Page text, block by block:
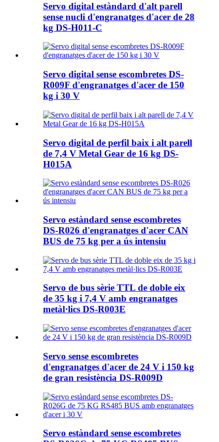
Servo digital estàndard d'alt parell
sense nucli d'engranatges d'acer de 28
kg DS-H011-C
Servo digital sense escombretes DS-
R009F d'engranatges d'acer de 150
kg i 30 V
Servo digital de perfil baix i alt parell
de 7,4 V Metal Gear de 16 kg DS-
H015A
Servo estàndard sense escombretes
DS-R026 d'engranatges d'acer CAN
BUS de 75 kg per a ús intensiu
Servo de bus sèrie TTL de doble eix
de 35 kg i 7,4 V amb engranatges
metàl·lics DS-R003E
Servo sense escombretes
d'engranatges d'acer de 24 V i 150 kg
de gran resistència DS-R009D
Servo estàndard sense escombretes